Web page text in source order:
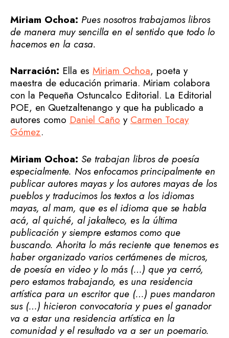
Miriam Ochoa: Pues nosotros trabajamos libros
de manera muy sencilla en el sentido que todo lo
hacemos en la casa.
Narración: Ella es Miriam Ochoa, poeta y
maestra de educación primaria. Miriam colabora
con la Pequeña Ostuncalco Editorial. La Editorial
POE, en Quetzaltenango y que ha publicado a
autores como Daniel Caño y Carmen Tocay
Gómez.
Miriam Ochoa: Se trabajan libros de poesía
especialmente. Nos enfocamos principalmente en
publicar autores mayas y los autores mayas de los
pueblos y traducimos los textos a los idiomas
mayas, al mam, que es el idioma que se habla
acá, al quiché, al jakalteco, es la última
publicación y siempre estamos como que
buscando. Ahorita lo más reciente que tenemos es
haber organizado varios certámenes de micros,
de poesía en video y lo más (…) que ya cerró,
pero estamos trabajando, es una residencia
artística para un escritor que (…) pues mandaron
sus (…) hicieron convocatoria y pues el ganador
va a estar una residencia artística en la
comunidad y el resultado va a ser un poemario.